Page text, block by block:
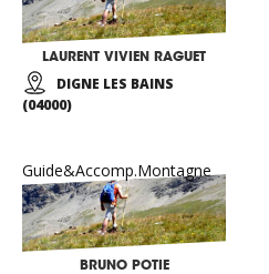
LAURENT VIVIEN RAGUET
DIGNE LES BAINS
(04000)
Guide&Accomp.Montagne
BRUNO POTIE